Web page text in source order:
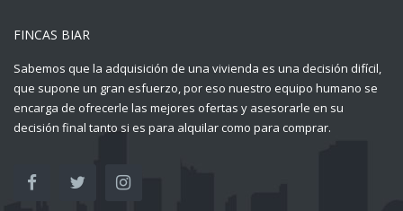
FINCAS BIAR
Sabemos que la adquisición de una vivienda es una decisión difícil,
que supone un gran esfuerzo, por eso nuestro equipo humano se
encarga de ofrecerle las mejores ofertas y asesorarle en su
decisión final tanto si es para alquilar como para comprar.